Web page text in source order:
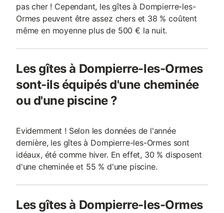
pas cher ! Cependant, les gîtes à Dompierre-les-
Ormes peuvent être assez chers et 38 % coûtent
même en moyenne plus de 500 € la nuit.
Les gîtes à Dompierre-les-Ormes
sont-ils équipés d'une cheminée
ou d'une piscine ?
Evidemment ! Selon les données de l'année
dernière, les gîtes à Dompierre-les-Ormes sont
idéaux, été comme hiver. En effet, 30 % disposent
d'une cheminée et 55 % d'une piscine.
Les gîtes à Dompierre-les-Ormes